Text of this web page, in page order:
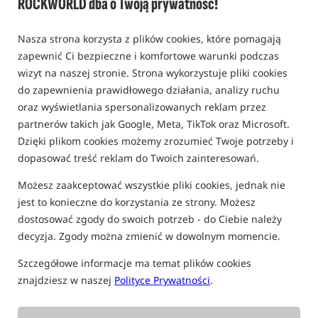
Nasza strona korzysta z plików cookies, które pomagają
zapewnić Ci bezpieczne i komfortowe warunki podczas
wizyt na naszej stronie. Strona wykorzystuje pliki cookies
do zapewnienia prawidłowego działania, analizy ruchu
oraz wyświetlania spersonalizowanych reklam przez
partnerów takich jak Google, Meta, TikTok oraz Microsoft.
Dzięki plikom cookies możemy zrozumieć Twoje potrzeby i
dopasować treść reklam do Twoich zainteresowań.
Możesz zaakceptować wszystkie pliki cookies, jednak nie
jest to konieczne do korzystania ze strony. Możesz
dostosować zgody do swoich potrzeb - do Ciebie należy
decyzja. Zgody można zmienić w dowolnym momencie.
Szczegółowe informacje ma temat plików cookies
znajdziesz w naszej Polityce Prywatności.
0 opinii | ponad 10 osób kupiło ten produkt